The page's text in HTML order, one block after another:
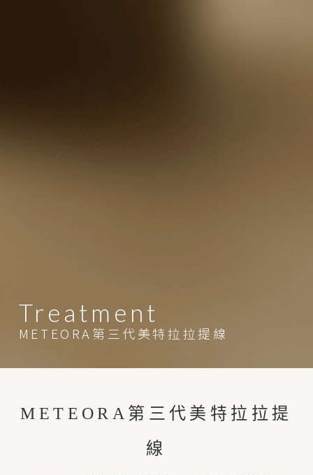
Treatment
METEORA第三代美特拉拉提線
METEORA第三代美特拉拉提
線